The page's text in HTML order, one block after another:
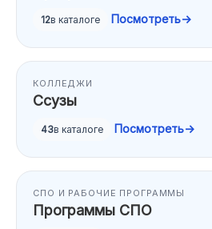
12в каталоге Посмотреть→
КОЛЛЕДЖИ
Ссузы
43в каталоге Посмотреть→
СПО И РАБОЧИЕ ПРОГРАММЫ
Программы СПО